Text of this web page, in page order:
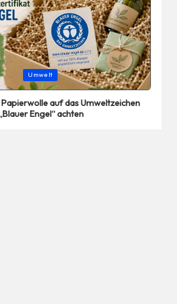
Umwelt
auf das Umweltzeichen
„Blauer Engel“ achten